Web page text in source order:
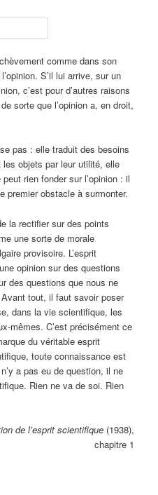
comme dans son
S’il lui arrive, sur un
c’est pour d’autres raisons
sorte que l’opinion a, en droit,
pas : elle traduit des besoins
objets par leur utilité, elle
rien fonder sur l’opinion : il
premier obstacle à surmonter.
la rectifier sur des points
une sorte de morale
provisoire. L’esprit
opinion sur des questions
des questions que nous ne
tout, il faut savoir poser
dans la vie scientifique, les
mêmes. C’est précisément ce
du véritable esprit
toute connaissance est
a pas eu de question, il ne
Rien ne va de soi. Rien
de l’esprit scientifique(1938),
chapitre 1